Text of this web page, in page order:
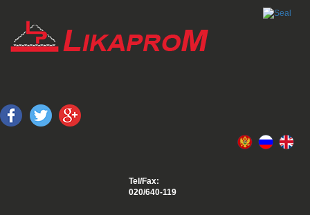
Tel/Fax:
020/640-119